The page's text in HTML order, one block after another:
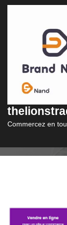
content
Commercez en